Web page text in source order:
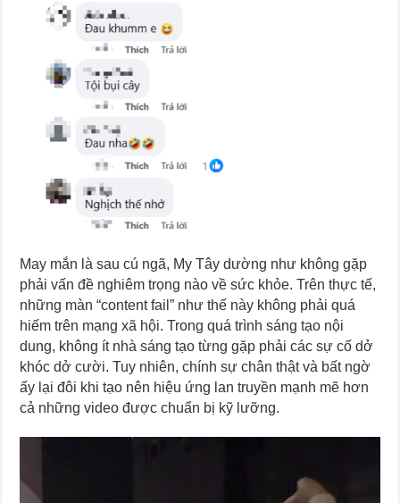
May mắn là sau cú ngã, My Tây dường như không gặp
phải vấn đề nghiêm trọng nào về sức khỏe. Trên thực tế,
những màn “content fail” như thế này không phải quá
hiếm trên mạng xã hội. Trong quá trình sáng tạo nội
dung, không ít nhà sáng tạo từng gặp phải các sự cố dở
khóc dở cười. Tuy nhiên, chính sự chân thật và bất ngờ
ấy lại đôi khi tạo nên hiệu ứng lan truyền mạnh mẽ hơn
cả những video được chuẩn bị kỹ lưỡng.